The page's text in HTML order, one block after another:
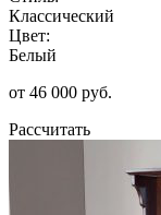
Классический
Цвет:
Белый
от 46 000 руб.
Рассчитать